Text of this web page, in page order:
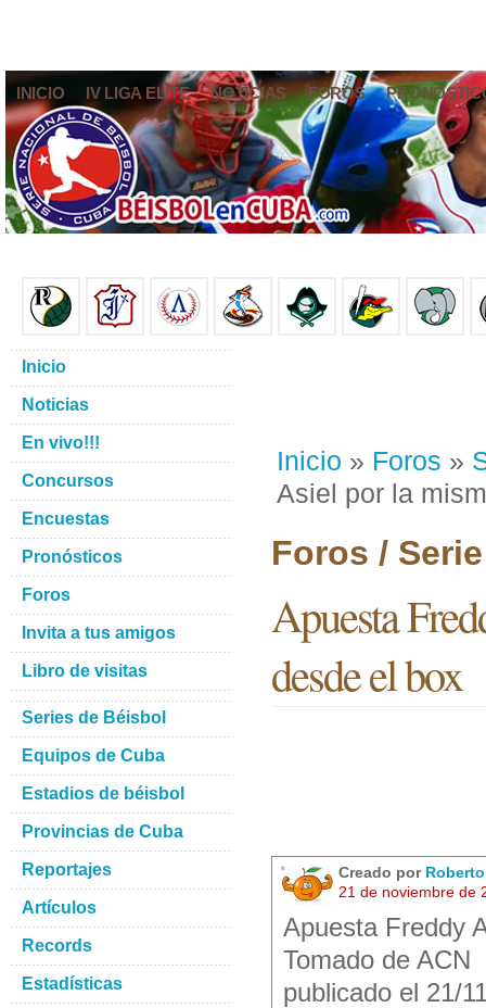
INICIO IV LIGA ELITE NOTICIAS FOROS
Inicio » Foros »
Asiel por la
Foros /
Apuesta
desde el box
Creado por
21 de noviembre de
Apuesta Freddy
Tomado de ACN
publicado el 21/
Inicio
Noticias
En vivo!!!
Concursos
Encuestas
Pronósticos
Foros
Invita a tus amigos
Libro de visitas
Series de Béisbol
Equipos de Cuba
Estadios de béisbol
Provincias de Cuba
Reportajes
Artículos
Records
Estadísticas